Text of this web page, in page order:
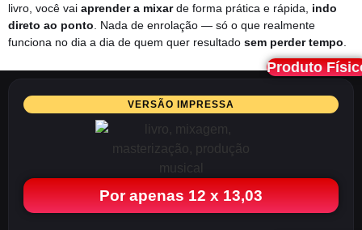
livro, você vai aprender a mixarde forma prática e rápida, indo
direto ao ponto . Nada de enrolação — só o que realmente
funciona no dia a dia de quem quer resultado sem perder tempo
VERSÃO IMPRESSA
Produto
Por apenas 12 x 13,03